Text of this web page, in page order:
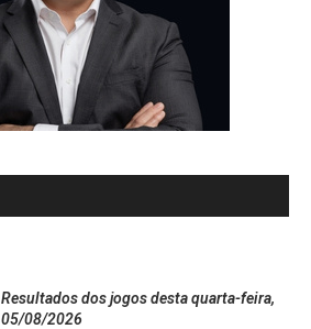
Resultados dos jogos desta quarta-feira,
05/08/2026